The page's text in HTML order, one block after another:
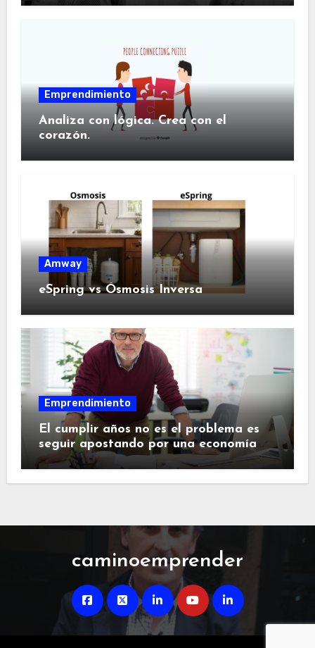
Emprendimiento
Analiza con lógica. Crea con el
corazón.
Amway
eSpring vs Ósmosis Inversa
Emprendimiento
El cumplir años no es el problema es
seguir apostando por una economía
desgastada
caminoemprender